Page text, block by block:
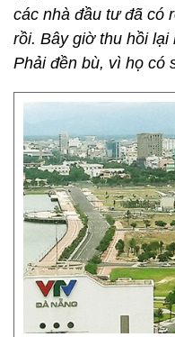
các nhà đầu tư đã có
rồi. Bây giờ thu hồi lại
Phải đền bù, vì họ có